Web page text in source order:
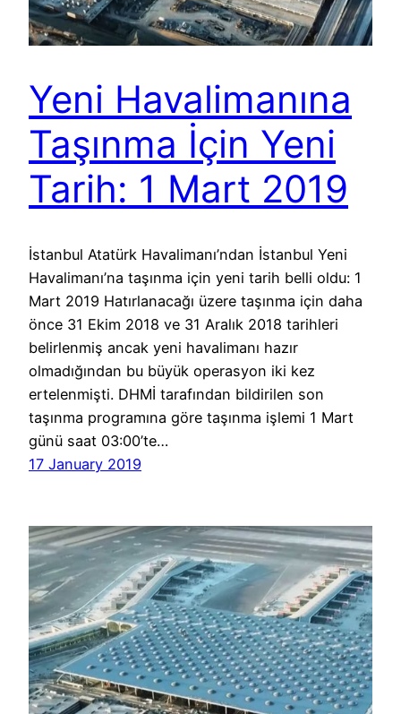
Yeni Havalimanına
Taşınma İçin Yeni
Tarih: 1 Mart 2019
İstanbul Atatürk Havalimanı’ndan İstanbul Yeni
Havalimanı’na taşınma için yeni tarih belli oldu: 1
Mart 2019 Hatırlanacağı üzere taşınma için daha
önce 31 Ekim 2018 ve 31 Aralık 2018 tarihleri
belirlenmiş ancak yeni havalimanı hazır
olmadığından bu büyük operasyon iki kez
ertelenmişti. DHMİ tarafından bildirilen son
taşınma programına göre taşınma işlemi 1 Mart
günü saat 03:00’te…
17 January 2019